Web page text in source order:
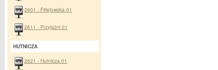
2601 - Firlejowska 01
2611 - Przyjaźni 01
HUTNICZA
2621 - Hutnicza 01